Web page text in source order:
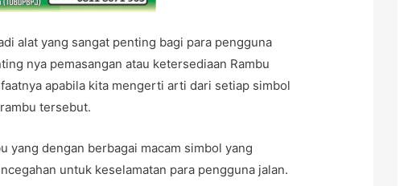
alat yang sangat penting bagi para pengguna
nya pemasangan atau ketersediaan Rambu
apabila kita mengerti arti dari setiap simbol
tersebut.
yang dengan berbagai macam simbol yang
untuk keselamatan para pengguna jalan.